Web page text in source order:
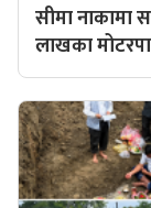
सीमा नाकामा
लाखका